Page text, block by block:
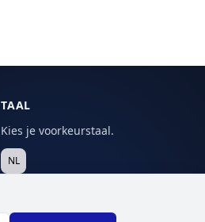
TAAL
Kies je voorkeurstaal.
NL